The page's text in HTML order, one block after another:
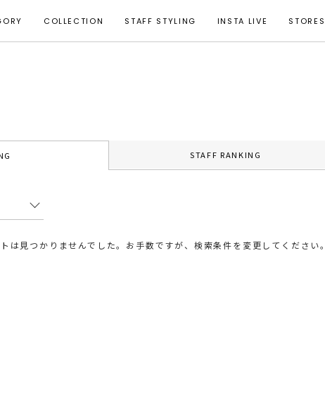
COLLECTION STAFF STYLING INSTA LIVE STORES
STAFF RANKING
は見つかりませんでした。お手数ですが、検索条件を変更してください。